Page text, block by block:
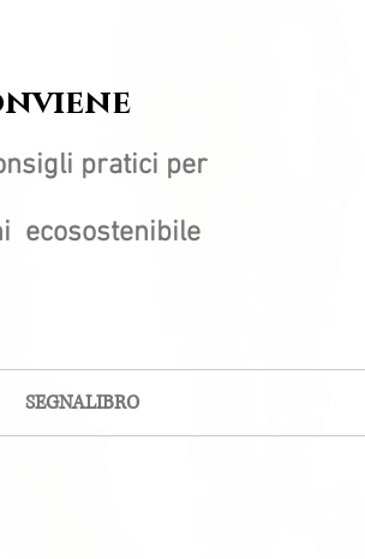
pratici per
ecosostenibile
SEGNALIBRO